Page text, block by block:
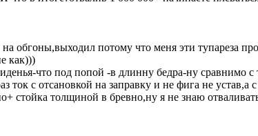
обгоны,выходил потому что меня эти тупареза
как)))
что под попой -в длинну бедра-ну сравнимо с
ток с отсановкой на заправку и не фига не устав,а
стойка толщиной в бревно,ну я не знаю